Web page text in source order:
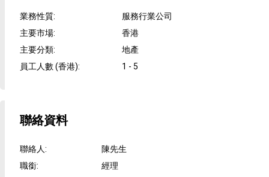
業務性質:
服務行業公司
主要市場:
香港
主要分類:
地產
員工人數 (香港): 1 - 5
聯絡資料
聯絡人:
陳先生
職銜:
經理